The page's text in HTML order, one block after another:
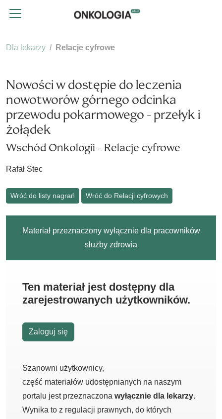
Dla lekarzy Relacje cyfrowe
Nowości w dostępie do leczenia
nowotworów górnego odcinka
przewodu pokarmowego - przełyk i
żołądek
Wschód Onkologii - Relacje cyfrowe
Rafał Stec
Wróć do listy nagrań Wróć do Relacji cyfrowych
Materiał przeznaczony wyłącznie dla pracowników
służby zdrowia
Ten materiał jest dostępny dla
zarejestrowanych użytkowników.
Zaloguj się
Szanowni użytkownicy,
część materiałów udostępnianych na naszym
portalu jest przeznaczona wyłącznie dla lekarzy.
Wynika to z regulacji prawnych, do których